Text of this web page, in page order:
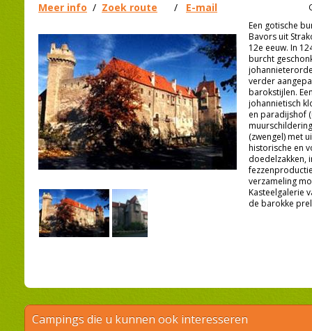
Meer info / Zoek route / E-mail
Een gotische
Bavors uit
12e eeuw. In
burcht
verder
barokstijlen.
johannietisch
en paradijshof
(zwengel) met
historische en
doedelzakken,
verzameling
Kasteelgalerie
de barokke
Campings die u kunnen ook interesseren